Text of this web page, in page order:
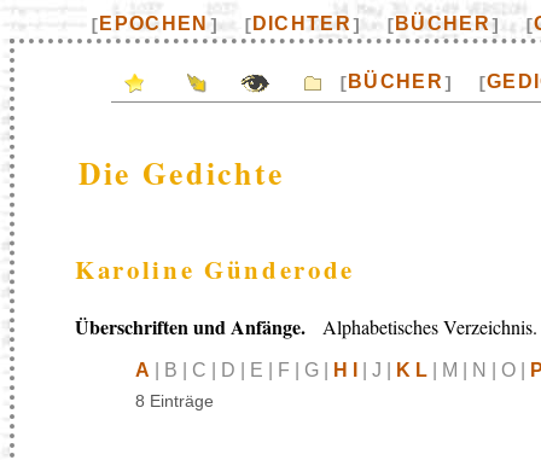
[ EPOCHEN ] [ DICHTER] [ BÜCHER] [
[ BÜCHER] [
Die Gedichte
Karoline Günderode
Überschriften und Anfänge. Alphabetisches Verzeichnis.
A | B | C | D | E | F | G | H I | J | K L | M | N | O |
8 Einträge